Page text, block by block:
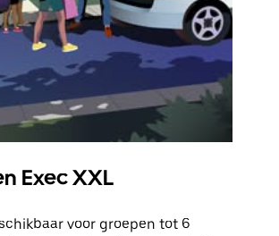
Exec XXL
voor groepen tot 6